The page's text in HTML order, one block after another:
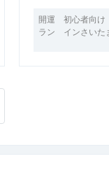
開運 初心者向け
ラン インさい